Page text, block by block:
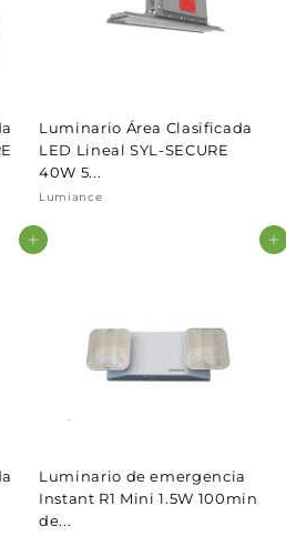
Luminario Área Clasificada
LED Lineal SYL-SECURE
40W 5...
Lumiance
Agregar al carrito Agregar al carrito
Luminario de emergencia
Instant R1 Mini 1.5W 100min
de...